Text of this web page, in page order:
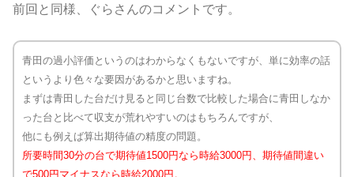
前回と同様、ぐらさんのコメントです。
青田の過小評価というのはわからなくもないですが、単に効率の話
というより色々な要因があるかと思いますね。
まずは青田した台だけ見ると同じ台数で比較した場合に青田しなか
った台と比べて収支が荒れやすいのはもちろんですが、
他にも例えば算出期待値の精度の問題。
所要時間30分の台で期待値1500円なら時給3000円、期待値間違い
で500円マイナスなら時給2000円。